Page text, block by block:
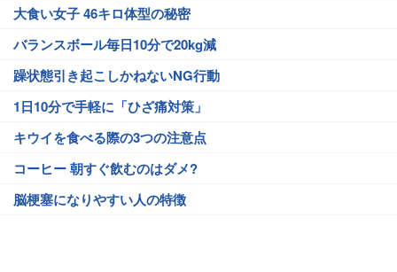
大食い女子 46キロ体型の秘密
バランスボール毎日10分で20kg減
躁状態引き起こしかねないNG行動
1日10分で手軽に「ひざ痛対策」
キウイを食べる際の3つの注意点
コーヒー 朝すぐ飲むのはダメ?
脳梗塞になりやすい人の特徴